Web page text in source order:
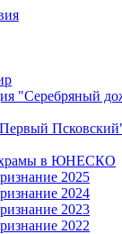
"Серебряный
храмы в ЮНЕСКО
2025
2024
2023
2022